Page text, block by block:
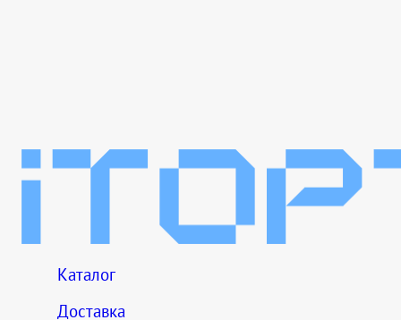
Каталог
Доставка